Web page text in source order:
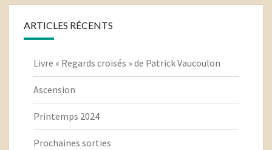
ARTICLES RÉCENTS
Livre « Regards croisés » de Patrick Vaucoulon
Ascension
Printemps 2024
Prochaines sorties